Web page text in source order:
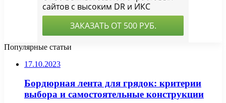
Популярные статьи
17.10.2023
Бордюрная лента для грядок: критерии
выбора и самостоятельные конструкции